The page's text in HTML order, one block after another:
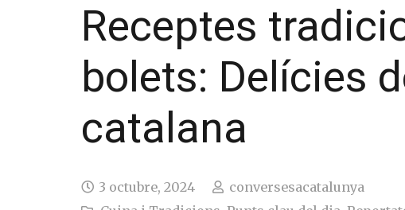
Receptes
bolets: Delícies
catalana
3 octubre, 2024
conversesacatalunya